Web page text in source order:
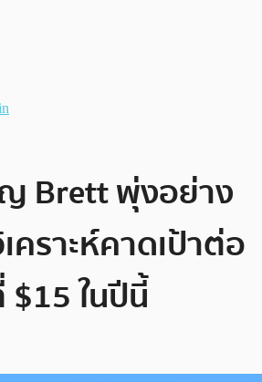
Brett พุ่งอย่าง
คราะห์คาดเป้าต่อ
ในปีนี้